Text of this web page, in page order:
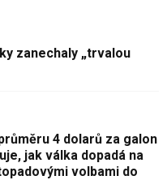
zanechaly „trvalou
4 dolarů za galon
jak válka dopadá na
volbami do